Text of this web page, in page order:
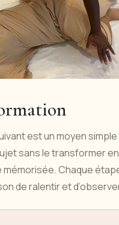
est un moyen simple
sans le transformer
Chaque
de ralentir et